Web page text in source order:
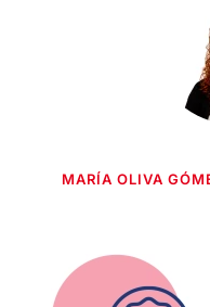
MARÍA OLIVA